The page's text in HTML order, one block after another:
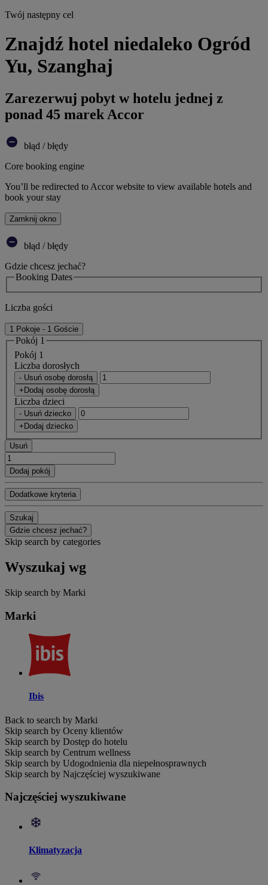
Twój następny cel
Znajdź hotel niedaleko Ogród
Yu, Szanghaj
Zarezerwuj pobyt w hotelu jednej z
ponad 45 marek Accor
błąd / błędy
Core booking engine
You’ll be redirected to Accor website to view available hotels and
book your stay
Zamknij okno
błąd / błędy
Gdzie chcesz jechać?
Booking Dates
Liczba gości
1 Pokoje - 1 Goście
Pokój 1
Pokój 1
Liczba dorosłych
- Usuń osobę dorosłą
+Dodaj osobę dorosłą
Liczba dzieci
- Usuń dziecko
+Dodaj dziecko
Usuń
Dodaj pokój
Dodatkowe kryteria
Szukaj
Gdzie chcesz jechać?
Skip search by categories
Wyszukaj wg
Skip search by Marki
Marki
Ibis
Back to search by Marki
Skip search by Oceny klientów
Skip search by Dostęp do hotelu
Skip search by Centrum wellness
Skip search by Udogodnienia dla niepełnosprawnych
Skip search by Najczęściej wyszukiwane
Najczęściej wyszukiwane
Klimatyzacja